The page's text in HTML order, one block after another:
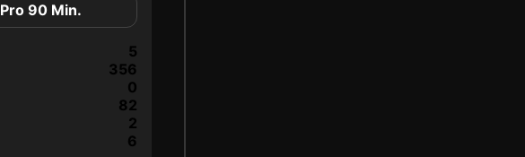
Pro 90 Min.
5
356
0
82
2
6